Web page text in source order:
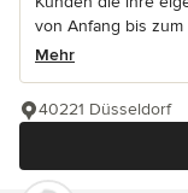
von Anfang bis zum
Mehr
40221 Düsseldorf